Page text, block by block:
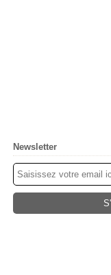
Newsletter